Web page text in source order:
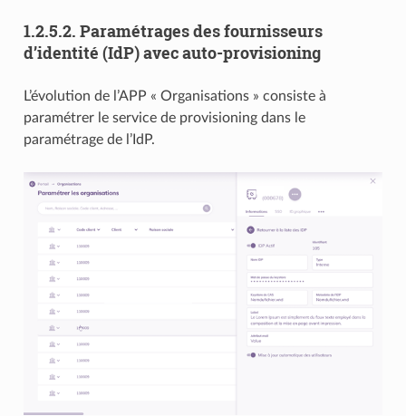
1.2.5.2. Paramétrages des fournisseurs
d’identité (IdP) avec auto-provisioning
L’évolution de l’APP « Organisations » consiste à
paramétrer le service de provisioning dans le
paramétrage de l’IdP.